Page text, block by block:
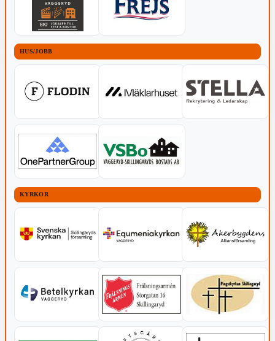
HUS/JOBB
KYRKOR